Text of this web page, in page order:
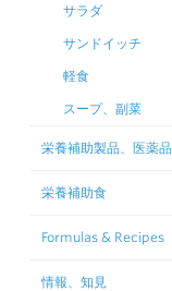
サラダ
サンドイッチ
軽食
スープ、副菜
栄養補助製品、医薬品
栄養補助食
Formulas & Recipes
情報、知見